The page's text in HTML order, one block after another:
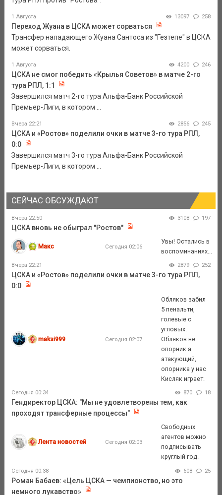
1 Августа 13097 258
Переход Жуана в ЦСКА может сорваться
Трансфер нападающего Жуана Сантоса из "Гезтепе" в ЦСКА
может сорваться.
1 Августа 4200 246
ЦСКА не смог победить «Крылья Советов» в матче 2-го
тура РПЛ, 1:1
Завершился матч 2-го тура Альфа-Банк Российской
Премьер-Лиги, в котором ...
Вчера 22:21 2856 245
ЦСКА и «Ростов» поделили очки в матче 3-го тура РПЛ,
0:0
Завершился матч 3-го тура Альфа-Банк Российской
Премьер-Лиги, в котором ...
СЕЙЧАС ОБСУЖДАЮТ
Вчера 22:50 3108 197
ЦСКА вновь не обыграл "Ростов"
Макс Сегодня 02:06
Увы! Остались в
воспоминаниях...
Вчера 22:21 2879 252
ЦСКА и «Ростов» поделили очки в матче 3-го тура РПЛ,
0:0
maksi999 Сегодня 02:07
Обляков забил
5 пенальти,
голевые с
угловых.
Обляков не
опорник а
атакующий,
опорника у нас
Кисляк играет.
Сегодня 00:34 870 18
Гендиректор ЦСКА: "Мы не удовлетворены тем, как
проходят трансферные процессы"
Лента новостей Сегодня 02:03
Свободных
агентов можно
подписывать
круглый год.
Сегодня 00:38 608 25
Роман Бабаев: «Цель ЦСКА — чемпионство, но это
немного лукавство»